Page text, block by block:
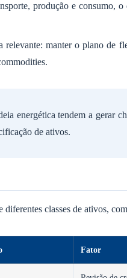
produção e consumo,
relevante: manter o plano de
energética tendem a gerar
de ativos.
classes de ativos,
Fator